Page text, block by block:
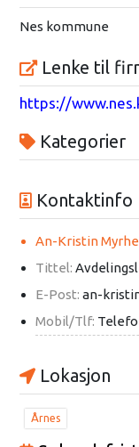
Nes kommune
Lenke til
https://
Kategorier
Kontaktinfo
An-Kristin Myrhe
Tittel:
E-Post: an-
Mobil/Tlf:
Lokasjon
Årnes